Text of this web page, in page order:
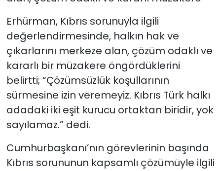
Erhürman, Kıbrıs sorunuyla ilgili
değerlendirmesinde, halkın hak ve
çıkarlarını merkeze alan, çözüm odaklı ve
kararlı bir müzakere öngördüklerini
belirtti; “Çözümsüzlük koşullarının
sürmesine izin veremeyiz. Kıbrıs Türk halkı
adadaki iki eşit kurucu ortaktan biridir, yok
sayılamaz.” dedi.
Cumhurbaşkanı’nın görevlerinin başında
Kıbrıs sorununun kapsamlı çözümüyle ilgili